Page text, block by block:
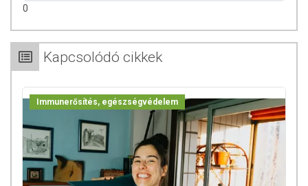
Segítséget nyújt a székrekedés és emésztési problémák ellen,
mindemellett nem zavarja a bélflórát.
szerint.
FELHASZNÁLÁSI JAVASLAT
ALKALMAZÁS:Naponta 2x1-2 kapszula, étkezések után vízzel
bevéve.
0
Kapcsolódó cikkek
Immunerősítés, egészségvédelem